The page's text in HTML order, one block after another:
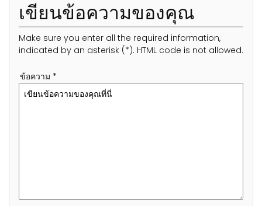
เขียนข้อความของคุณ
Make sure you enter all the required information,
indicated by an asterisk (*). HTML code is not allowed.
ข้อความ *